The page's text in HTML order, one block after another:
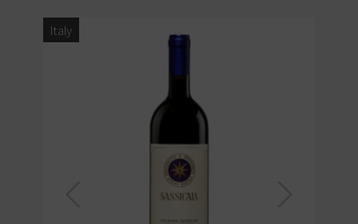
Italy